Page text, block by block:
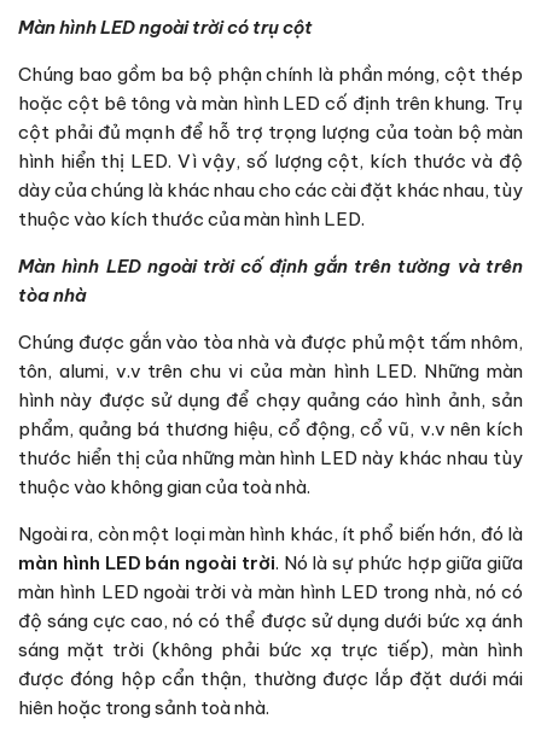
Màn hình LED ngoài trời có trụ cột
Chúng bao gồm ba bộ phận chính là phần móng, cột thép
hoặc cột bê tông và màn hình LED cố định trên khung. Trụ
cột phải đủ mạnh để hỗ trợ trọng lượng của toàn bộ màn
hình hiển thị LED. Vì vậy, số lượng cột, kích thước và độ
dày của chúng là khác nhau cho các cài đặt khác nhau, tùy
thuộc vào kích thước của màn hình LED.
Màn hình LED ngoài trời cố định gắn trên tường và trên
tòa nhà
Chúng được gắn vào tòa nhà và được phủ một tấm nhôm,
tôn, alumi, v.v trên chu vi của màn hình LED. Những màn
hình này được sử dụng để chạy quảng cáo hình ảnh, sản
phẩm, quảng bá thương hiệu, cổ động, cổ vũ, v.v nên kích
thước hiển thị của những màn hình LED này khác nhau tùy
thuộc vào không gian của toà nhà.
Ngoài ra, còn một loại màn hình khác, ít phổ biến hớn, đó là
màn hình LED bán ngoài trời. Nó là sự phức hợp giữa giữa
màn hình LED ngoài trời và màn hình LED trong nhà, nó có
độ sáng cực cao, nó có thể được sử dụng dưới bức xạ ánh
sáng mặt trời (không phải bức xạ trực tiếp), màn hình
được đóng hộp cẩn thận, thường được lắp đặt dưới mái
hiên hoặc trong sảnh toà nhà.